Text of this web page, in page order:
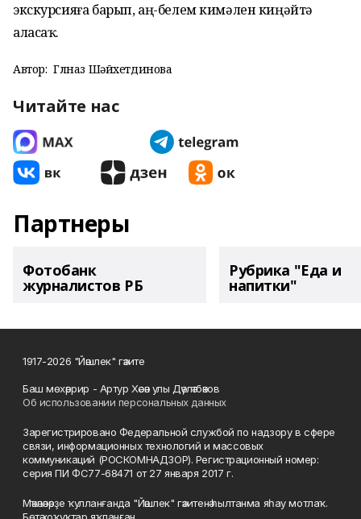
экскурсияға барып, аң-белем кимәлен киңәйтә
аласаҡ.
Автор: Гөлназ Шәйхетдинова
Читайте нас
Партнеры
Фотобанк
журналистов РБ
Рубрика "Еда и
напитки"
1917-2026 "Йәшлек" гәзите
Баш мөхәррир - Артур Хәсән улы Дәүләтбәков
Об использовании персональных данных
Зарегистрировано Федеральной службой по надзору в сфере
связи, информационных технологий и массовых
коммуникаций (РОСКОМНАДЗОР). Регистрационный номер:
серия ПИ ФС77-68471 от 27 января 2017 г.
Мәҡәләләрҙе ҡулланғанда "Йәшлек" гәзитенә һылтанма яһау мотлаҡ.